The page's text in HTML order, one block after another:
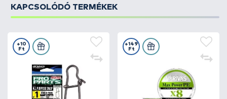
KAPCSOLÓDÓ TERMÉKEK
+10
Ft
+149
Ft